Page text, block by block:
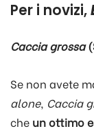
Per i novizi,
Caccia grossa
Se non avete
alone, Caccia
che un ottimo